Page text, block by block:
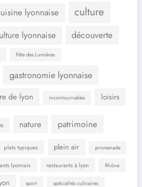
lyonnaise culture
lyonnaise découverte
Fête des Lumières
gastronomie lyonnaise
de lyon incontournables loisirs
nature patrimoine
plats typiques plein air promenade
lyonnais restaurants à lyon Rhône
sport spécialités culinaires